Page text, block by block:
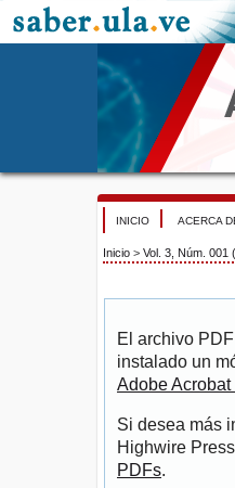
INICIO ACERCA
Inicio > Vol. 3, Núm. 001
El archivo
instalado un
Adobe
Si desea más
Highwire
PDFs.